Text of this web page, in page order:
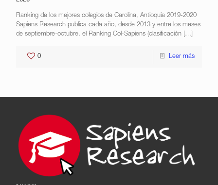
Ranking de los mejores colegios de Carolina, Antioquia 2019-2020
Sapiens Research publica cada año, desde 2013 y entre los meses
de septiembre-octubre, el Ranking Col-Sapiens (clasificación […]
0 Leer más